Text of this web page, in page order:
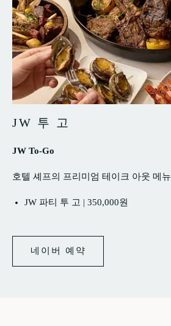
JW 투 고
JW To-Go
호텔 셰프의 프리미엄 테이크 아웃 메뉴
JW 파티 투 고 | 350,000원
네이버 예약
네
이